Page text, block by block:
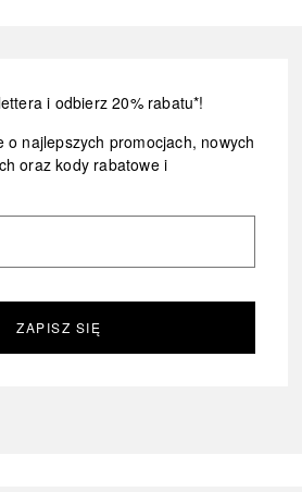
i odbierz 20% rabatu*!
o najlepszych promocjach, nowych
oraz kody rabatowe i
ZAPISZ SIĘ